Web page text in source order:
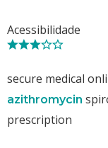
Acessibilidade
secure medical
azithromycin
prescription